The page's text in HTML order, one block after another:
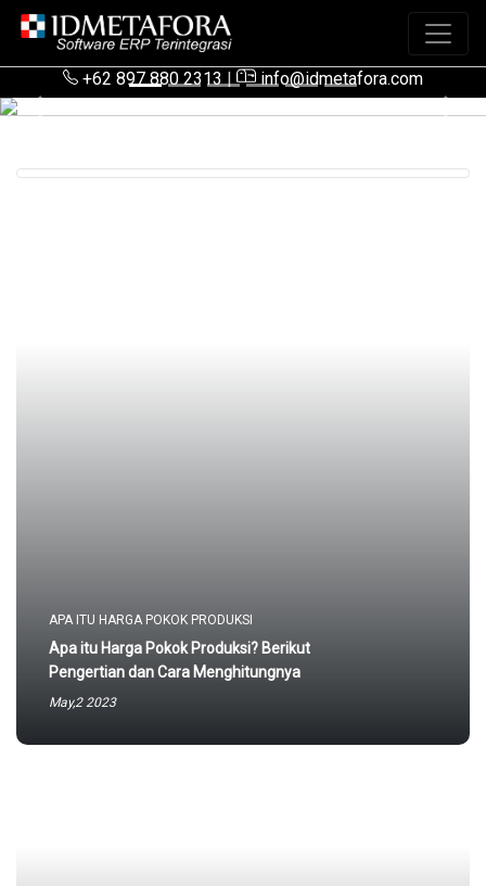
+62 897 880 2313|
info@idmetafora.com
Previous
Next
APA ITU HARGA POKOK PRODUKSI
Apa itu Harga Pokok Produksi? Berikut
Pengertian dan Cara Menghitungnya
May,2 2023